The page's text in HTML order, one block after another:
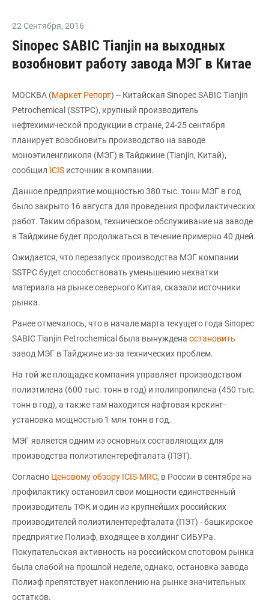
22 Сентября, 2016
Sinopec SABIC Tianjin на выходных
возобновит работу завода МЭГ в Китае
МОСКВА (Маркет Репорт) -- Китайская Sinopec SABIC Tianjin
Petrochemical (SSTPC), крупный производитель
нефтехимической продукции в стране, 24-25 сентября
планирует возобновить производство на заводе
моноэтиленгликоля (МЭГ) в Тайджине (Tianjin, Китай),
сообщил ICIS источник в компании.
Данное предприятие мощностью 380 тыс. тонн МЭГ в год
было закрыто 16 августа для проведения профилактических
работ. Таким образом, техническое обслуживание на заводе
в Тайджине будет продолжаться в течение примерно 40 дней.
Ожидается, что перезапуск производства МЭГ компании
SSTPC будет способствовать уменьшению нехватки
материала на рынке северного Китая, сказали источники
рынка.
Ранее отмечалось, что в начале марта текущего года Sinopec
SABIC Tianjin Petrochemical была вынуждена остановить
завод МЭГ в Тайджине из-за технических проблем.
На той же площадке компания управляет производством
полиэтилена (600 тыс. тонн в год) и полипропилена (450 тыс.
тонн в год), а также там находится нафтовая крекинг-
установка мощностью 1 млн тонн в год.
МЭГ является одним из основных составляющих для
производства полиэтилентерефталата (ПЭТ).
Согласно Ценовому обзору ICIS-MRC, в России в сентябре на
профилактику остановил свои мощности единственный
производитель ТФК и один из крупнейших российских
производителей полиэтилентерефталата (ПЭТ) - башкирское
предприятие Полиэф, входящее в холдинг СИБУРа.
Покупательская активность на российском спотовом рынка
была слабой на прошлой неделе, однако, остановка завода
Полиэф препятствует накоплению на рынке значительных
остатков.